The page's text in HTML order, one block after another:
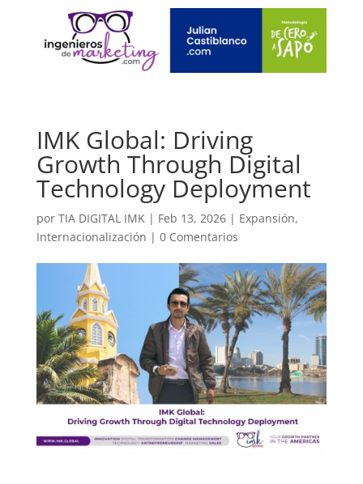
IMK Global: Driving
Growth Through Digital
Technology Deployment
por TIA DIGITAL IMK | Feb 13, 2026| Expansión,
Internacionalización | 0 Comentarios